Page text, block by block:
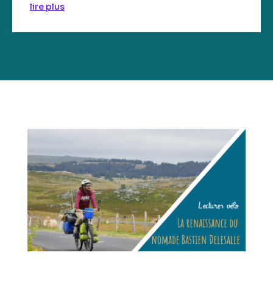
lire plus